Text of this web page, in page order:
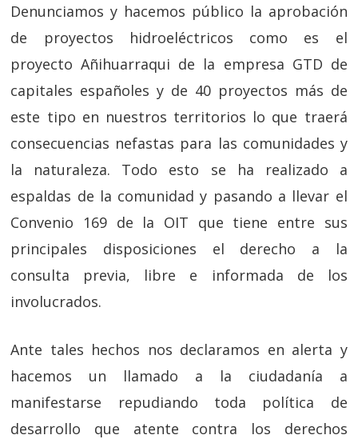
Denunciamos y hacemos público la aprobación
de proyectos hidroeléctricos como es el
proyecto Añihuarraqui de la empresa GTD de
capitales españoles y de 40 proyectos más de
este tipo en nuestros territorios lo que traerá
consecuencias nefastas para las comunidades y
la naturaleza. Todo esto se ha realizado a
espaldas de la comunidad y pasando a llevar el
Convenio 169 de la OIT que tiene entre sus
principales disposiciones el derecho a la
consulta previa, libre e informada de los
involucrados.
Ante tales hechos nos declaramos en alerta y
hacemos un llamado a la ciudadanía a
manifestarse repudiando toda política de
desarrollo que atente contra los derechos